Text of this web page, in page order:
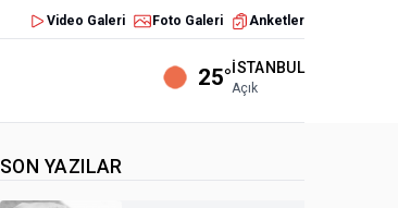
Video Galeri Foto Galeri Anketler
25°İSTANBUL
Açık
SON YAZILAR